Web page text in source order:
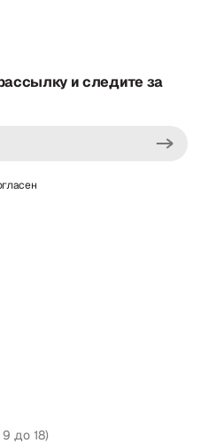
и следите за
до 18)